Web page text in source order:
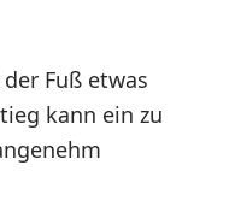
Fuß etwas
kann ein zu